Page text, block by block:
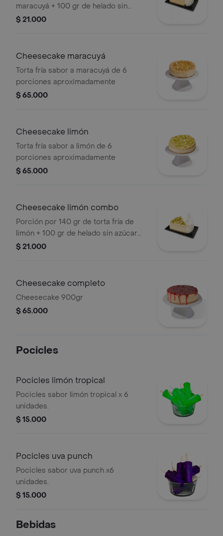
maracuyá + 100 gr de helado sin
azúcar sabor a elección + 1 topping a
$ 21.000
Cheesecake maracuyá
Torta fría sabor a maracuyá de 6
porciones aproximadamente
$ 65.000
Cheesecake limón
Torta fría sabor a limón de 6
porciones aproximadamente
$ 65.000
Cheesecake limón combo
Porción por 140 gr de torta fría de
limón + 100 gr de helado sin azúcar
sabor a elección + 1 topping a
$ 21.000
Cheesecake completo
Cheesecake 900gr
$ 65.000
Pocicles
Pocicles limón tropical
Pocicles sabor limón tropical x 6
unidades.
$ 15.000
Pocicles uva punch
Pocicles sabor uva punch x6
unidades.
$ 15.000
Bebidas